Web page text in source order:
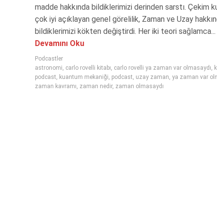
madde hakkında bildiklerimizi derinden sarstı. Çekim
çok iyi açıklayan genel görelilik, Zaman ve Uzay
bildiklerimizi kökten değiştirdi. Her iki teori sağlamca...
Devamını Oku
Podcastler
astronomi, carlo rovelli kitabı, carlo rovelli ya zaman var olmasaydı,
podcast, kuantum mekaniği, podcast, uzay zaman, ya zaman var
zaman kavramı, zaman nedir, zaman olmasaydı